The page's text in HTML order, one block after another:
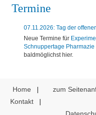
Termine
07.11.2026: Tag der
Neue Termine für
Schnuppertage Pharmazie
baldmöglichst hier.
zum
Home
|
Kontakt
|